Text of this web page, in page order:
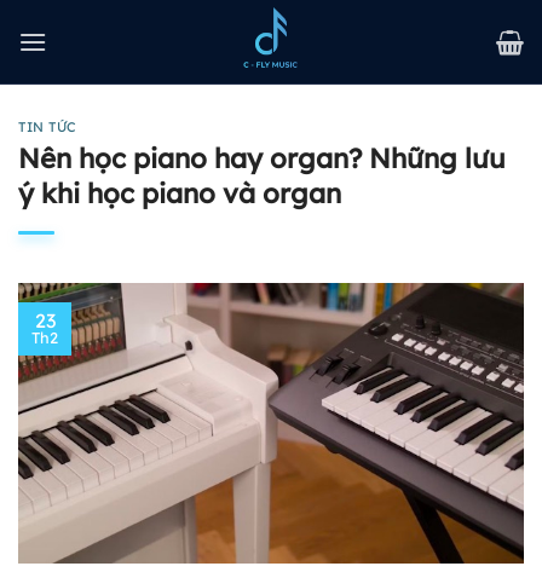
qua
TIN TỨC
Nên học piano hay organ? Những lưu
ý khi học piano và organ
23
Th2